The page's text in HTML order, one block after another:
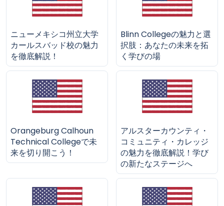
ニューメキシコ州立大学
カールスバッド校の魅力
を徹底解説！
Blinn Collegeの魅力と選
択肢：あなたの未来を拓
く学びの場
Orangeburg Calhoun
Technical Collegeで未
来を切り開こう！
アルスターカウンティ・
コミュニティ・カレッジ
の魅力を徹底解説！学び
の新たなステージへ